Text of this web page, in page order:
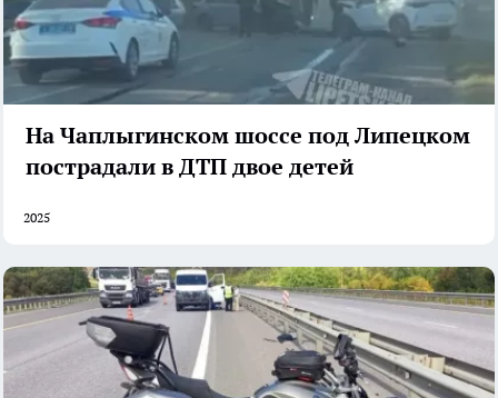
На Чаплыгинском шоссе под Липецком
пострадали в ДТП двое детей
2025